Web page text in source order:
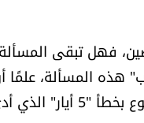
فهل تبقى
هذه المسألة،